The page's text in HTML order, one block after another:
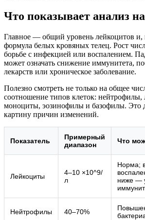
Что показывает анализ
Главное — общий уровень лейкоцитов
формула белых кровяных телец. Рост
борьбе с инфекцией или воспалением.
может означать снижение иммунитета,
лекарств или хроническое заболевание.
Полезно смотреть не только на общее
соотношение типов клеток:
моноциты, эозинофилы и базофилы. Это
картину причин изменений.
Показатель
Примерный
диапазон
Что
Лейкоциты
4–10 ×10^9/
л
Норма;
ниже —
Нейтрофилы 40–70%